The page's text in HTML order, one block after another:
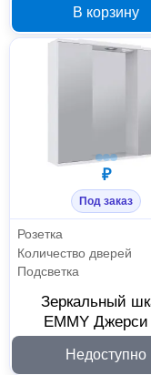
В корзину
₽
Под заказ
Розетка
Количество дверей
Подсветка
Зеркальный
EMMY Джерси
Недоступно